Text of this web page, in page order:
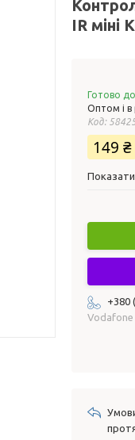
IR міні
Готово до
Оптом і в
Код:
149 ₴
Показати
+380
Vodafone